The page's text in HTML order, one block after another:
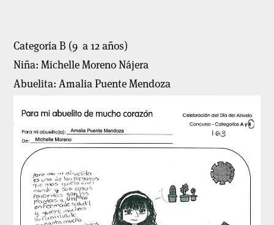
Categoría B (9 a 12 años)
Niña: Michelle Moreno Nájera
Abuelita: Amalia Puente Mendoza